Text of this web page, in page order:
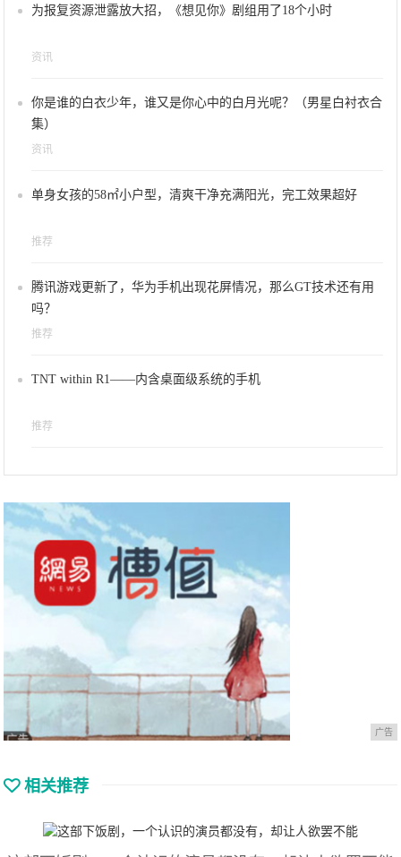
为报复资源泄露放大招，《想见你》剧组用了18个小时
资讯
你是谁的白衣少年，谁又是你心中的白月光呢？（男星白衬衣合
集）
资讯
单身女孩的58㎡小户型，清爽干净充满阳光，完工效果超好
推荐
腾讯游戏更新了，华为手机出现花屏情况，那么GT技术还有用
吗？
推荐
TNT within R1——内含桌面级系统的手机
推荐
广告
相关推荐